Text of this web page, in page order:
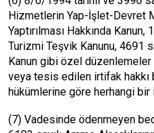
Hizmetlerin Yap-İşlet-Devret
Yaptırılması Hakkında
Turizmi Teşvik Kanunu, 4691
Kanun gibi özel
veya tesis edilen irtifak
hükümlerine göre herhangi bir
(7) Vadesinde ödenmeyen